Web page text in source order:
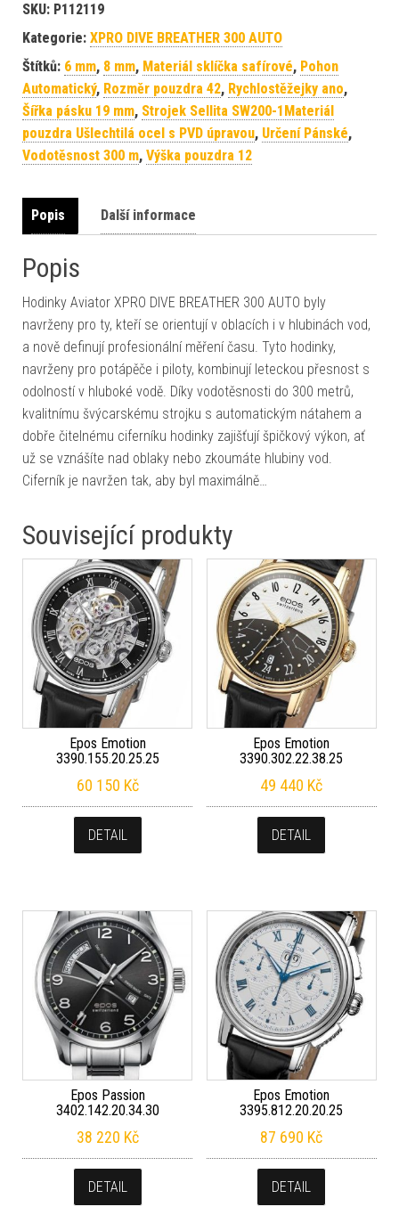
SKU: P112119
Kategorie: XPRO DIVE BREATHER 300 AUTO
Štítků: 6 mm, 8 mm, Materiál sklíčka safírové, Pohon
Automatický, Rozměr pouzdra 42, Rychlostěžejky ano,
Šířka pásku 19 mm, Strojek Sellita SW200-1Materiál
pouzdra Ušlechtilá ocel s PVD úpravou, Určení Pánské,
Vodotěsnost 300 m, Výška pouzdra 12
Popis Další informace
Popis
Hodinky Aviator XPRO DIVE BREATHER 300 AUTO byly
navrženy pro ty, kteří se orientují v oblacích i v hlubinách vod,
a nově definují profesionální měření času. Tyto hodinky,
navrženy pro potápěče i piloty, kombinují leteckou přesnost s
odolností v hluboké vodě. Díky vodotěsnosti do 300 metrů,
kvalitnímu švýcarskému strojku s automatickým nátahem a
dobře čitelnému ciferníku hodinky zajišťují špičkový výkon, ať
už se vznášíte nad oblaky nebo zkoumáte hlubiny vod.
Ciferník je navržen tak, aby byl maximálně…
Související produkty
Epos Emotion
3390.155.20.25.25
60 150 Kč
DETAIL
Epos Emotion
3390.302.22.38.25
49 440 Kč
DETAIL
Epos Passion
3402.142.20.34.30
38 220 Kč
DETAIL
Epos Emotion
3395.812.20.20.25
87 690 Kč
DETAIL